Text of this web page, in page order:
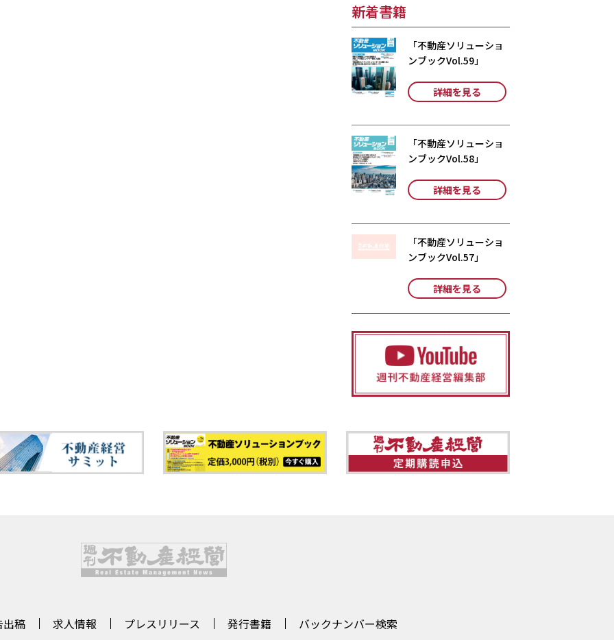
新着書籍
「不動産ソリューショ
ンブックVol.59」
詳細を見る
「不動産ソリューショ
ンブックVol.58」
詳細を見る
「不動産ソリューショ
ンブックVol.57」
詳細を見る
稿 求人情報 プレスリリース 発行書籍 バックナンバー検索